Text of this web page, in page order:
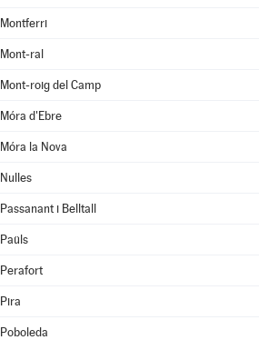
Montferri
Mont-ral
Mont-roig del Camp
Móra d'Ebre
Móra la Nova
Nulles
Passanant i Belltall
Paüls
Perafort
Pira
Poboleda